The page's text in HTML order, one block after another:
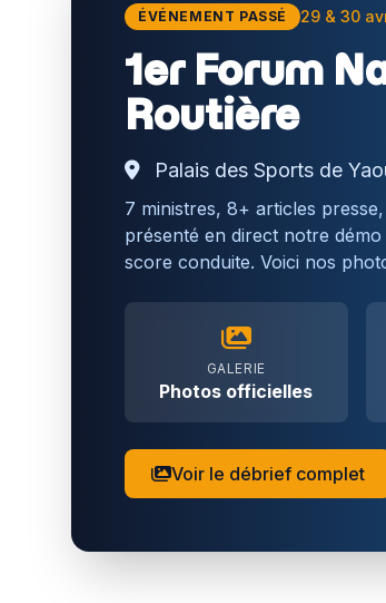
ÉVÉNEMENT PASSÉ 29 & 30
1er Forum
Routière
Palais des Sports de
7 ministres, 8+ articles
présenté en direct notre
score conduite. Voici nos
GALERIE
Photos officielles
Voir le débrief complet